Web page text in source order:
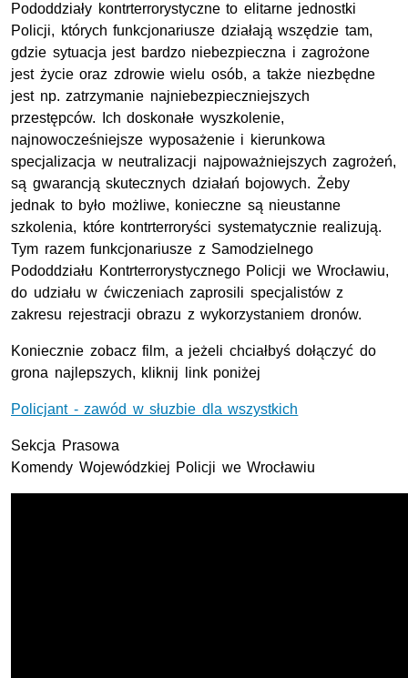
Pododdziały kontrterrorystyczne to elitarne jednostki
Policji, których funkcjonariusze działają wszędzie tam,
gdzie sytuacja jest bardzo niebezpieczna i zagrożone
jest życie oraz zdrowie wielu osób, a także niezbędne
jest np. zatrzymanie najniebezpieczniejszych
przestępców. Ich doskonałe wyszkolenie,
najnowocześniejsze wyposażenie i kierunkowa
specjalizacja w neutralizacji najpoważniejszych zagrożeń,
są gwarancją skutecznych działań bojowych. Żeby
jednak to było możliwe, konieczne są nieustanne
szkolenia, które kontrterroryści systematycznie realizują.
Tym razem funkcjonariusze z Samodzielnego
Pododdziału Kontrterrorystycznego Policji we Wrocławiu,
do udziału w ćwiczeniach zaprosili specjalistów z
zakresu rejestracji obrazu z wykorzystaniem dronów.
Koniecznie zobacz film, a jeżeli chciałbyś dołączyć do
grona najlepszych, kliknij link poniżej
Policjant - zawód w słuzbie dla wszystkich
Sekcja Prasowa
Komendy Wojewódzkiej Policji we Wrocławiu